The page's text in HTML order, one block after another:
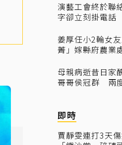
演藝工會終於聯
字卻立刻掛電話
姜厚任小2輪女
菁」嫁縣府農
母親病逝昔日家
哥哥侯冠群 兩
即時
賈靜雯連打3天